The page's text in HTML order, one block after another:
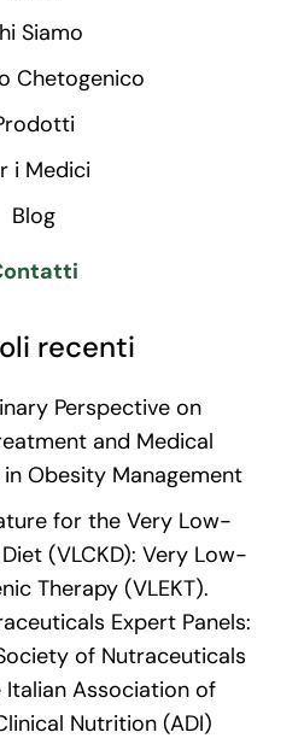
Siamo
Chetogenico
i Medici
Blog
recenti
Perspective on
and Medical
Obesity Management
for the Very Low-
(VLCKD): Very Low-
Therapy (VLEKT).
Expert Panels:
of Nutraceuticals
Italian Association of
Nutrition (ADI)